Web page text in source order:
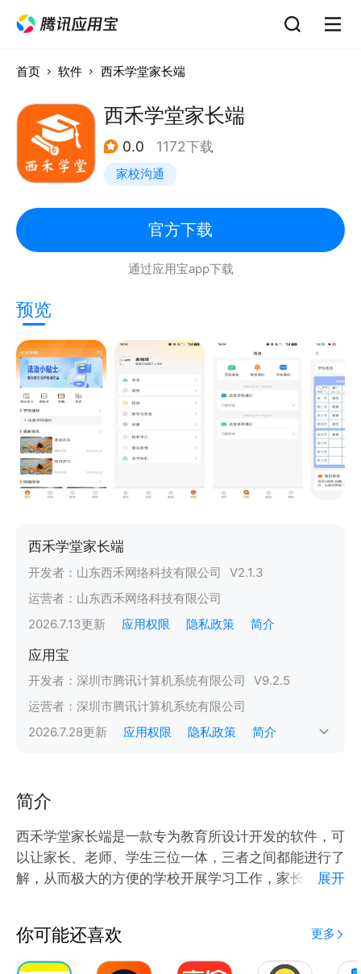
首页 软件 西禾学堂家长端
西禾学堂家长端
0.0 1172下载
家校沟通
官方下载
通过应用宝app下载
预览
西禾学堂家长端
开发者： 山东西禾网络科技有限公司 V2.1.3
运营者： 山东西禾网络科技有限公司
2026.7.13更新 应用权限 隐私政策 简介
应用宝
开发者： 深圳市腾讯计算机系统有限公司 V9.2.5
运营者： 深圳市腾讯计算机系统有限公司
2026.7.28更新 应用权限 隐私政策 简介
简介
西禾学堂家长端是一款专为教育所设计开发的软件，可
以让家长、老师、学生三位一体，三者之间都能进行了
解，从而极大的方便的学校开展学习工作，家长和老师
长端吧！
展开
你可能还喜欢 更多